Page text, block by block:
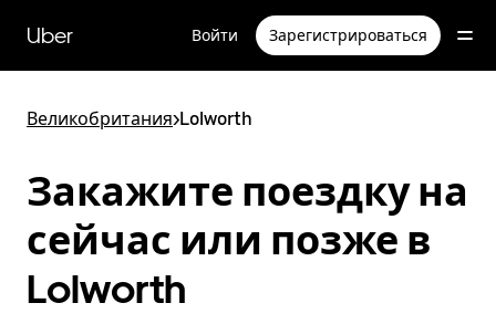
перейти
к
содержимому
Uber Войти Зарегистрироваться
Великобритания>Lolworth
Закажите поездку на
сейчас или позже в
Lolworth